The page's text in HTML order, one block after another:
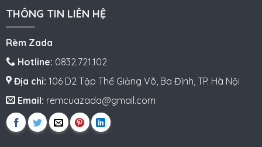
THÔNG TIN LIÊN HỆ
Rèm Zada
Hotline: 0832.721.102
Địa chỉ: 106 D2 Tập Thể Giảng Võ, Ba Đình, TP. Hà Nội
Email: remcuazada@gmail.com